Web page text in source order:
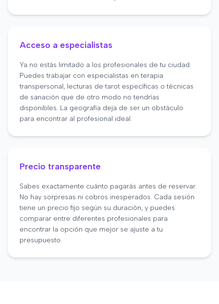
Acceso a especialistas
Ya no estás limitado a los profesionales de tu ciudad.
Puedes trabajar con especialistas en terapia
transpersonal, lecturas de tarot específicas o técnicas
de sanación que de otro modo no tendrías
disponibles. La geografía deja de ser un obstáculo
para encontrar al profesional ideal.
Precio transparente
Sabes exactamente cuánto pagarás antes de reservar.
No hay sorpresas ni cobros inesperados. Cada sesión
tiene un precio fijo según su duración, y puedes
comparar entre diferentes profesionales para
encontrar la opción que mejor se ajuste a tu
presupuesto.